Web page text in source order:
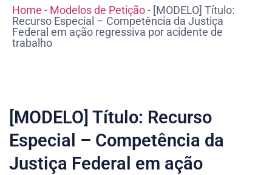
Home - Modelos de Petição- [MODELO] Título:
Recurso Especial – Competência da Justiça
Federal em ação regressiva por acidente de
trabalho
[MODELO] Título: Recurso
Especial – Competência da
Justiça Federal em ação